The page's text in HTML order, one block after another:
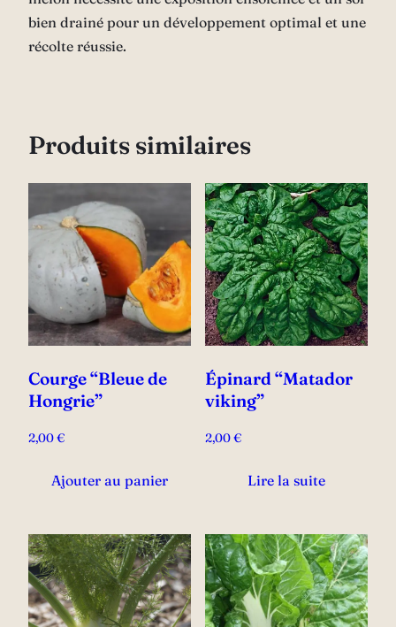
bien drainé pour un développement optimal et une
récolte réussie.
Produits similaires
Courge “Bleue de
Hongrie”
2,00€
Ajouter au panier
Épinard “Matador
viking”
2,00€
Lire la suite